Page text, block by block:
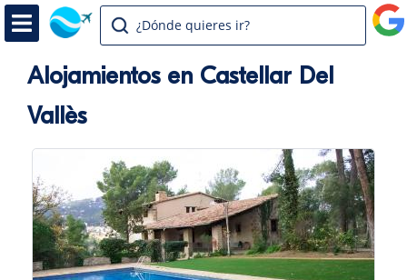
¿Dónde quieres ir?
Alojamientos en Castellar Del
Vallès